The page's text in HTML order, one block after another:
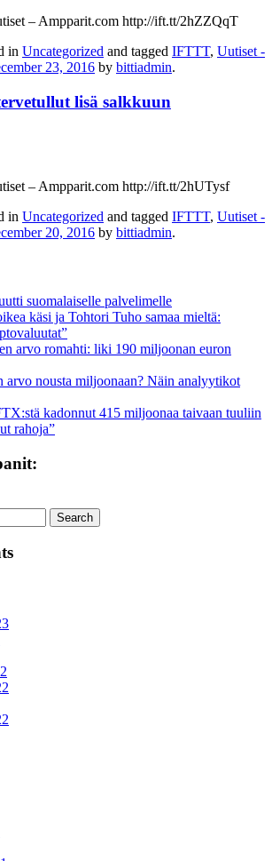
– Ampparit.com http://ift.tt/2hZZQqT
in Uncategorized and tagged IFTTT, Uutiset -
23, 2016 by bittiadmin.
lisä salkkuun
– Ampparit.com http://ift.tt/2hUTysf
in Uncategorized and tagged IFTTT, Uutiset -
20, 2016 by bittiadmin.
suomalaiselle palvelimelle
käsi ja Tohtori Tuho samaa mieltä:
arvo romahti: liki 190 miljoonan euron
arvo nousta miljoonaan? Näin analyytikot
kadonnut 415 miljoonaa taivaan tuuliin
rahoja”